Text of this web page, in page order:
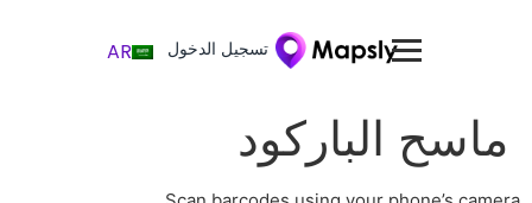
تسجيل الدخول AR
ماسح الباركود